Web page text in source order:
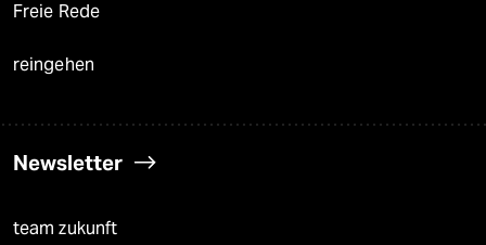
Freie Rede
reingehen
Newsletter
team zukunft